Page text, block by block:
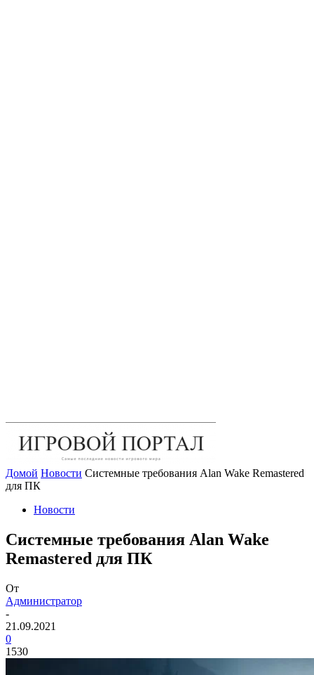
Домой Новости Системные требования Alan Wake Remastered
для ПК
Новости
Системные требования Alan Wake
Remastered для ПК
От
Администратор
-
21.09.2021
0
1530